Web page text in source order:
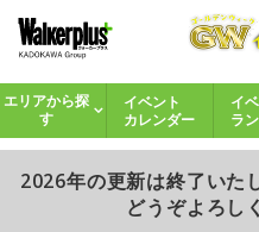
エリアから探
す
イベント
カレンダー
イ
ラ
2026年の更新は終了いた
どうぞよろし